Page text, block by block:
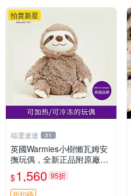
拍賣新星
福運連連 31
英國Warmies小樹懶瓦姆安
撫玩偶，全新正品附原廠吊
牌與防塵袋，內藏薰衣草可
加熱，適合各個年齡層，冷
暖兩用享受抱抱樂趣，不容
$1,560 95折
折扣碼